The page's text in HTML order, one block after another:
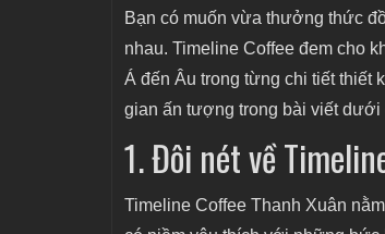
2. Review Timeline Coffee
3. Các không gian ấn
3.1 Không gian tầng 1
3.2 Không gian tầng 2
3.3 Không gian tầng 3
3.4 Không gian tầng 4
4. Menu Timeline Coffee
Bạn có muốn vừa thưởng thức
nhau. Timeline Coffee đem cho
Á đến Âu trong từng chi tiết thiết
gian ấn tượng trong bài viết dưới
1. Đôi nét về
Timeline Coffee Thanh Xuân